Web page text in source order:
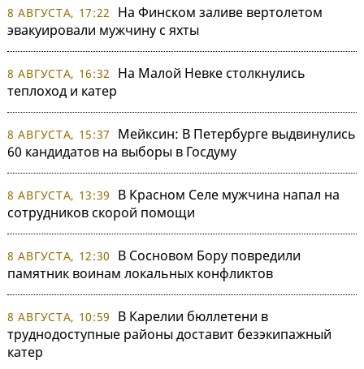
8 АВГУСТА, 17:22
На Финском заливе вертолетом
эвакуировали мужчину с яхты
8 АВГУСТА, 16:32
На Малой Невке столкнулись
теплоход и катер
8 АВГУСТА, 15:37
Мейксин: В Петербурге выдвинулись
60 кандидатов на выборы в Госдуму
8 АВГУСТА, 13:39
В Красном Селе мужчина напал на
сотрудников скорой помощи
8 АВГУСТА, 12:30
В Сосновом Бору повредили
памятник воинам локальных конфликтов
8 АВГУСТА, 10:59
В Карелии бюллетени в
труднодоступные районы доставит безэкипажный
катер